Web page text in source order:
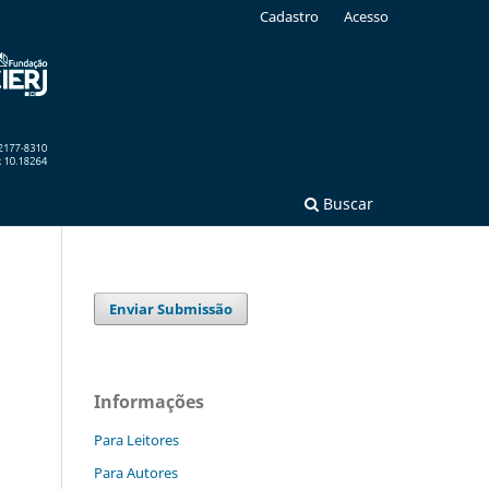
Buscar
Cadastro Acesso
Enviar Submissão
Informações
Para Leitores
Para Autores